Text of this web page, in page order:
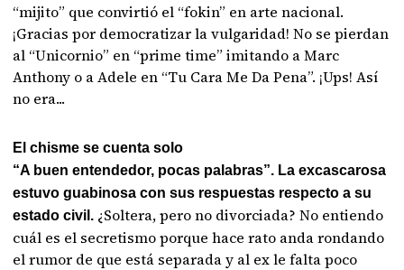
“mijito” que convirtió el “fokin” en arte nacional.
¡Gracias por democratizar la vulgaridad! No se pierdan
al “Unicornio” en “prime time” imitando a Marc
Anthony o a Adele en “Tu Cara Me Da Pena”. ¡Ups! Así
no era...
El chisme se cuenta solo
“A buen entendedor, pocas palabras”. La excascarosa
estuvo guabinosa con sus respuestas respecto a su
estado civil. ¿Soltera, pero no divorciada? No entiendo
cuál es el secretismo porque hace rato anda rondando
el rumor de que está separada y al ex le falta poco